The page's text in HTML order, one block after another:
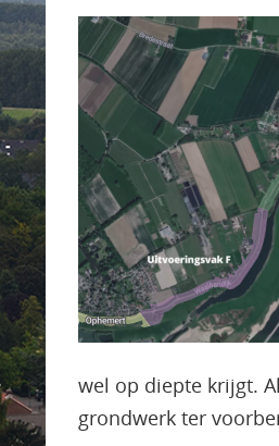
wel op diepte krijgt.
grondwerk ter